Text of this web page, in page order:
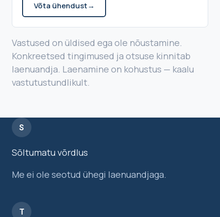
Võta ühendust→
Vastused on üldised ega ole nõustamine.
Konkreetsed tingimused ja otsuse kinnitab
laenuandja. Laenamine on kohustus — kaalu
vastutustundlikult.
S
Sõltumatu võrdlus
Me ei ole seotud ühegi laenuandjaga.
T